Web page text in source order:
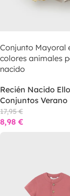
Conjunto Mayoral
colores animales
nacido
Recién Nacido
Conjuntos Verano
17,95€
8,98 €